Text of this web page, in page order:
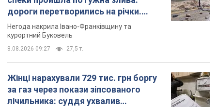
дороги перетворились на річки.
Відео
Негода накрила Івано-Франківщину та
курортний Буковель
8.08.2026 09:27 27,5 т.
Жінці нарахували 729 тис. грн боргу
за газ через покази зіпсованого
лічильника: суддя ухвалив